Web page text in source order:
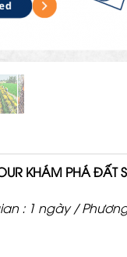
KHÁM PHÁ ĐẤT
: 1 ngày /